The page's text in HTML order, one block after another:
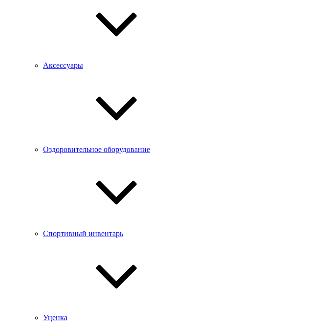
Аксессуары
Оздоровительное оборудование
Спортивный инвентарь
Уценка